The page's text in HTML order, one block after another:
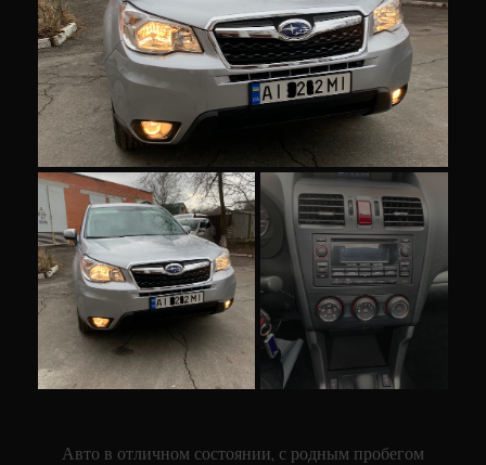
Авто в отличном состоянии, с родным пробегом